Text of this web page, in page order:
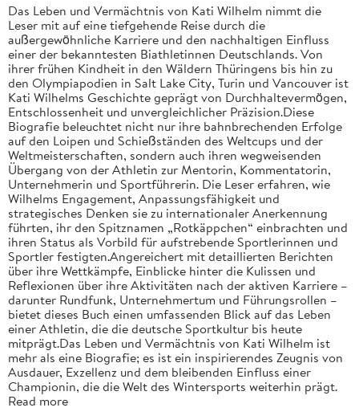
Das Leben und Vermächtnis von Kati Wilhelm nimmt die
Leser mit auf eine tiefgehende Reise durch die
außergewöhnliche Karriere und den nachhaltigen Einfluss
einer der bekanntesten Biathletinnen Deutschlands. Von
ihrer frühen Kindheit in den Wäldern Thüringens bis hin zu
den Olympiapodien in Salt Lake City, Turin und Vancouver ist
Kati Wilhelms Geschichte geprägt von Durchhaltevermögen,
Entschlossenheit und unvergleichlicher Präzision.Diese
Biografie beleuchtet nicht nur ihre bahnbrechenden Erfolge
auf den Loipen und Schießständen des Weltcups und der
Weltmeisterschaften, sondern auch ihren wegweisenden
Übergang von der Athletin zur Mentorin, Kommentatorin,
Unternehmerin und Sportführerin. Die Leser erfahren, wie
Wilhelms Engagement, Anpassungsfähigkeit und
strategisches Denken sie zu internationaler Anerkennung
führten, ihr den Spitznamen „Rotkäppchen“ einbrachten und
ihren Status als Vorbild für aufstrebende Sportlerinnen und
Sportler festigten.Angereichert mit detaillierten Berichten
über ihre Wettkämpfe, Einblicke hinter die Kulissen und
Reflexionen über ihre Aktivitäten nach der aktiven Karriere –
darunter Rundfunk, Unternehmertum und Führungsrollen –
bietet dieses Buch einen umfassenden Blick auf das Leben
einer Athletin, die die deutsche Sportkultur bis heute
mitprägt.Das Leben und Vermächtnis von Kati Wilhelm ist
mehr als eine Biografie; es ist ein inspirierendes Zeugnis von
Ausdauer, Exzellenz und dem bleibenden Einfluss einer
Championin, die die Welt des Wintersports weiterhin prägt.
Read more